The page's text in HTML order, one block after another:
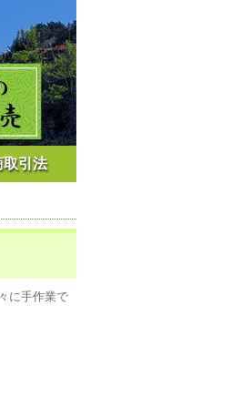
取引法
に手作業で